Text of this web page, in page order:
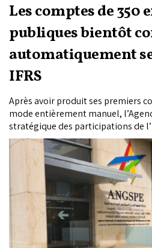
Les comptes de 350
publiques bientôt
automatiquement
IFRS
Après avoir produit ses premiers
mode entièrement manuel,
stratégique des participations de
d’échelle. L’institution engagera
technologique de 19,3 millions de
plateforme EPM capable
financière de quelque 350
publics selon les normes
Standards. Derrière ce projet
qu’une modernisation informatique
standard de transparence et de
Maroc veut imposer à son